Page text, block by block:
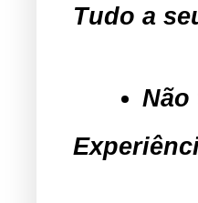
Tudo a
Não